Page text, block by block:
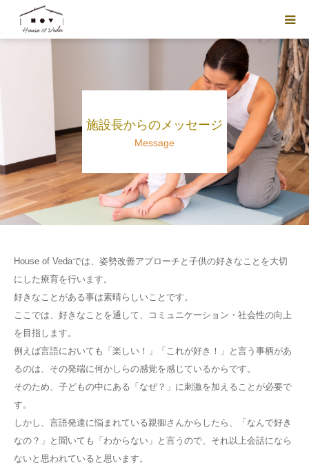
施設長からのメッセージ
Message
House of Vedaでは、姿勢改善アプローチと子供の好きなことを大切
にした療育を行います。
好きなことがある事は素晴らしいことです。
ここでは、好きなことを通して、コミュニケーション・社会性の向上
を目指します。
例えば言語においても「楽しい！」「これが好き！」と言う事柄があ
るのは、その発端に何かしらの感覚を感じているからです。
そのため、子どもの中にある「なぜ？」に刺激を加えることが必要で
す。
しかし、言語発達に悩まれている親御さんからしたら、「なんで好き
なの？」と聞いても「わからない」と言うので、それ以上会話になら
ないと思われていると思います。
スタッフ紹介
ブログ
ご利用予約